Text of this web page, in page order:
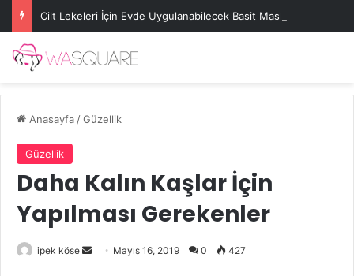
Cilt Lekeleri İçin Evde Uygulanabilecek Basit Maskeler
Anasayfa/Güzellik
Güzellik
Daha Kalın Kaşlar İçin
Yapılması Gerekenler
ipek köse
Bir
Mayıs 16, 2019 0 427